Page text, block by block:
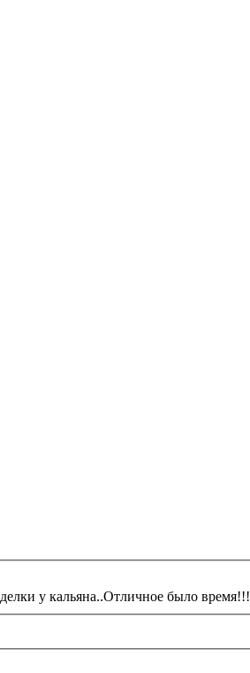
у кальяна..Отличное было время!!!